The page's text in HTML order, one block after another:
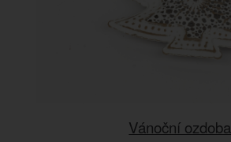
Vánoční ozdoba